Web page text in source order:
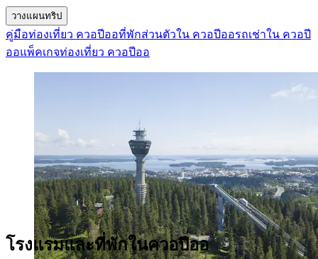
วางแผนทริป
คู่มือท่องเที่ยว ควอปีออที่พักส่วนตัวใน ควอปีออรถเช่าใน ควอปี
ออแพ็คเกจท่องเที่ยว ควอปีออ
โรงแรมและที่พักในควอปีออ